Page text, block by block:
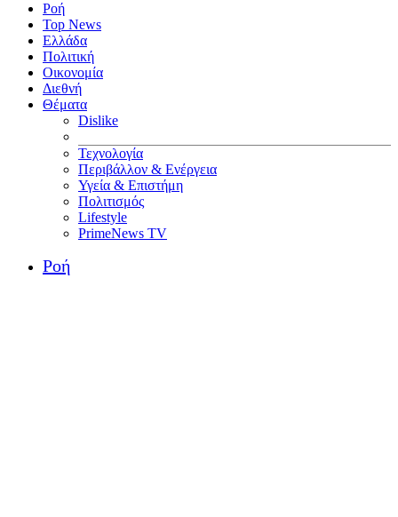
Ροή
Top News
Ελλάδα
Πολιτική
Οικονομία
Διεθνή
Θέματα
Dislike
Τεχνολογία
Περιβάλλον & Ενέργεια
Υγεία & Επιστήμη
Πολιτισμός
Lifestyle
PrimeNews TV
Ροή